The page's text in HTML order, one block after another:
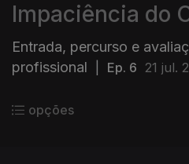
Impaciência do
Entrada, percurso e
profissional
Ep. 6 21 jul.
opções